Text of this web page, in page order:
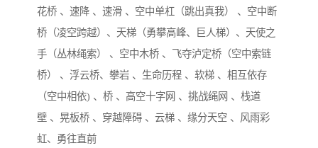
花桥 、速降 、速滑 、空中单杠（跳出真我） 、空中断
桥（凌空跨越）、天梯（勇攀高峰、巨人梯）、天使之
手（丛林绳索） 、空中木桥 、飞夺泸定桥（空中索链
桥） 、浮云桥、攀岩 、生命历程 、软梯 、相互依存
（空中相依) 、桥 、高空十字网 、挑战绳网 、栈道
壁 、晃板桥 、穿越障碍 、云梯 、缘分天空 、风雨彩
虹、勇往直前